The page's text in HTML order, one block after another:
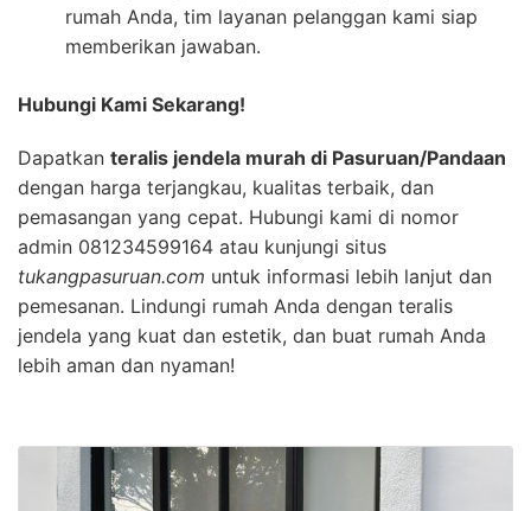
rumah Anda, tim layanan pelanggan kami siap
memberikan jawaban.
Hubungi Kami Sekarang!
Dapatkan teralis jendela murah di Pasuruan/Pandaan
dengan harga terjangkau, kualitas terbaik, dan
pemasangan yang cepat. Hubungi kami di nomor
admin 081234599164 atau kunjungi situs
tukangpasuruan.com untuk informasi lebih lanjut dan
pemesanan. Lindungi rumah Anda dengan teralis
jendela yang kuat dan estetik, dan buat rumah Anda
lebih aman dan nyaman!